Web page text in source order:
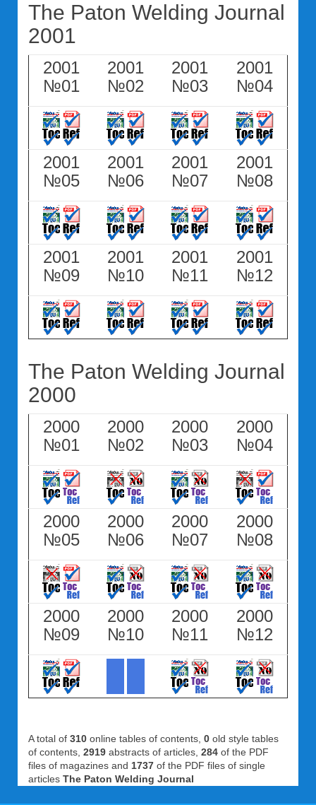
The Paton Welding Journal
2001
2001
№01
2001
№02
2001
№03
2001
№04
2001
№05
2001
№06
2001
№07
2001
№08
2001
№09
2001
№10
2001
№11
2001
№12
The Paton Welding Journal
2000
2000
№01
2000
№02
2000
№03
2000
№04
2000
№05
2000
№06
2000
№07
2000
№08
2000
№09
2000
№10
2000
№11
2000
№12
A total of 310 online tables of contents, 0 old style tables
of contents, 2919 abstracts of articles, 284 of the PDF
files of magazines and 1737 of the PDF files of single
articles The Paton Welding Journal